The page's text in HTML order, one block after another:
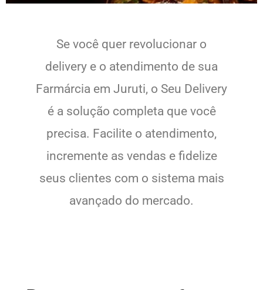
Se você quer revolucionar o
delivery e o atendimento de sua
Farmárcia em Juruti, o Seu Delivery
é a solução completa que você
precisa. Facilite o atendimento,
incremente as vendas e fidelize
seus clientes com o sistema mais
avançado do mercado.